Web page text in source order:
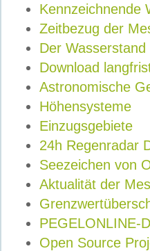
Kennzeichnende
Zeitbezug der
Der Wasserstand
Download
Astronomische
Höhensysteme
Einzugsgebiete
24h Regenradar
Seezeichen von
Aktualität der
PEGELONLINE-
Open Source